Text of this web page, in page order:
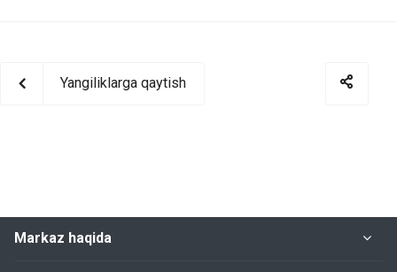
Yangiliklarga qaytish
Markaz haqida